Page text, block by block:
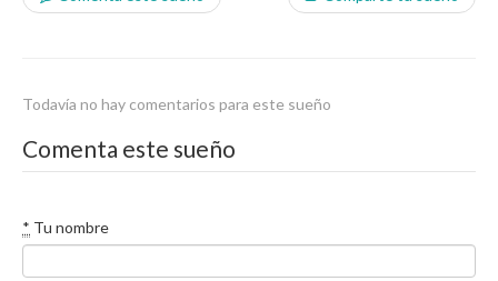
Todavía no hay comentarios para este sueño
Comenta este sueño
* Tu nombre